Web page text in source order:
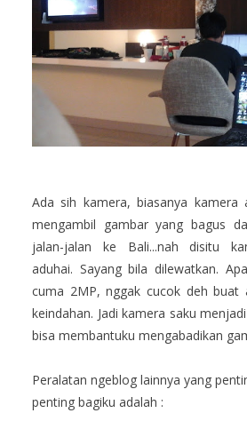
Ada sih kamera, biasanya kamera
mengambil gambar yang bagus
jalan-jalan ke Bali...nah disitu
aduhai. Sayang bila dilewatkan.
cuma 2MP, nggak cucok deh buat
keindahan. Jadi kamera saku
bisa membantuku mengabadikan
Peralatan ngeblog lainnya yang
penting bagiku adalah :